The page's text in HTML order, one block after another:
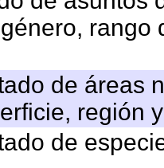
rango
de áreas
región
de